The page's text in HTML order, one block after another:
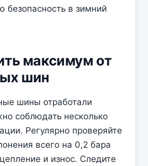
безопасность в зимний
максимум от
шин
шины отработали
соблюдать несколько
Регулярно проверяйте
всего на 0,2 бара
и износ. Следите